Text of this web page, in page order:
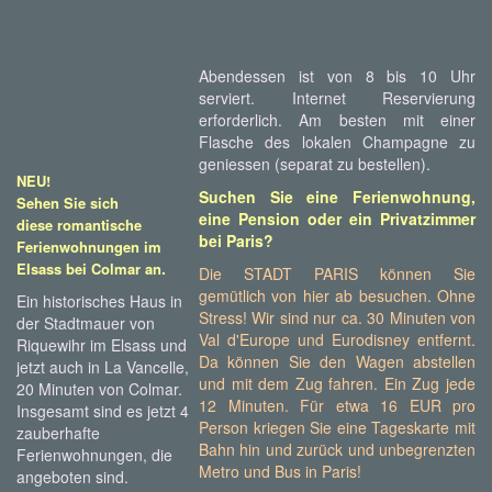
Abendessen ist von 8 bis 10 Uhr
serviert. Internet Reservierung
erforderlich. Am besten mit einer
Flasche des lokalen Champagne zu
geniessen (separat zu bestellen).
Suchen Sie eine Ferienwohnung,
eine Pension oder ein Privatzimmer
bei Paris?
Die STADT PARIS können Sie
gemütlich von hier ab besuchen. Ohne
Stress! Wir sind nur ca. 30 Minuten von
Val d'Europe und Eurodisney entfernt.
Da können Sie den Wagen abstellen
und mit dem Zug fahren. Ein Zug jede
12 Minuten. Für etwa 16 EUR pro
Person kriegen Sie eine Tageskarte mit
Bahn hin und zurück und unbegrenzten
Metro und Bus in Paris!
NEU!
Sehen Sie sich
diese romantische
Ferienwohnungen im
Elsass bei Colmar an.
Ein historisches Haus in
der Stadtmauer von
Riquewihr im Elsass und
jetzt auch in La Vancelle,
20 Minuten von Colmar.
Insgesamt sind es jetzt 4
zauberhafte
Ferienwohnungen, die
angeboten sind.